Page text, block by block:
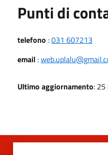
Punti di
telefono :031 607213
email :
Ultimo aggiornamento: